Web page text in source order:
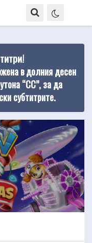
в долния десен
“CC”, за да
субтитрите.